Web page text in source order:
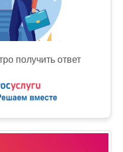
получить ответ